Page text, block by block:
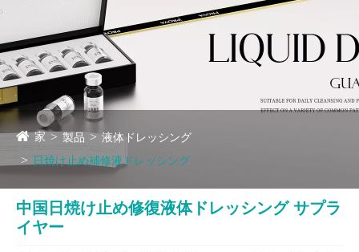
家 製品
液体ドレッシング
日焼け止め補修液ドレッシング
中国日焼け止め修復液体ドレッシング サプラ
イヤー